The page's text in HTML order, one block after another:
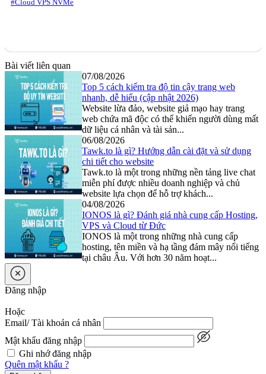
#Cloud VPS NVMe
Bài viết liên quan
07/08/2026
Top 5 cách kiểm tra độ tin cậy trang web
nhanh, dễ hiểu (cập nhật 2026)
Website lừa đảo, website giả mạo hay trang
web chứa mã độc có thể khiến người dùng mất
dữ liệu cá nhân và tài sản...
06/08/2026
Tawk.to là gì? Hướng dẫn cài đặt và sử dụng
chi tiết cho website
Tawk.to là một trong những nền tảng live chat
miễn phí được nhiều doanh nghiệp và chủ
website lựa chọn để hỗ trợ khách...
04/08/2026
IONOS là gì? Đánh giá nhà cung cấp Hosting,
VPS và Cloud từ Đức
IONOS là một trong những nhà cung cấp
hosting, tên miền và hạ tầng đám mây nổi tiếng
tại châu Âu. Với hơn 30 năm hoạt...
Đăng nhập
Hoặc
Email/ Tài khoản cá nhân
Mật khẩu đăng nhập
Ghi nhớ đăng nhập
Quên mật khẩu ?